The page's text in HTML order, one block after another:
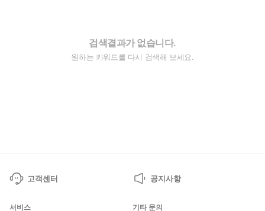
검색결과가 없습니다.
원하는 키워드를 다시 검색해 보세요.
고객센터 공지사항
서비스 기타 문의